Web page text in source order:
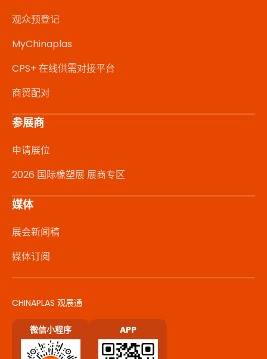
观众预登记
MyChinaplas
CPS+ 在线供需对接平台
商贸配对
参展商
申请展位
2026 国际橡塑展 展商专区
媒体
展会新闻稿
媒体订阅
CHINAPLAS 观展通
微信小程序 APP